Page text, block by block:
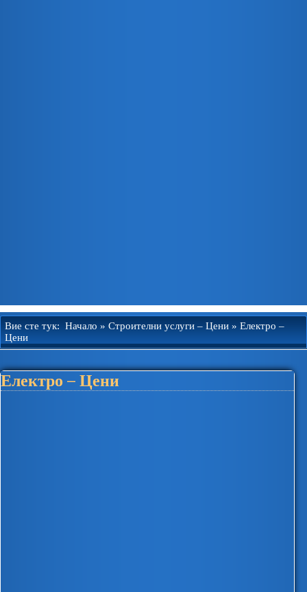
Вие сте тук: Начало » Строителни услуги – Цени » Електро –
Цени
Електро – Цени